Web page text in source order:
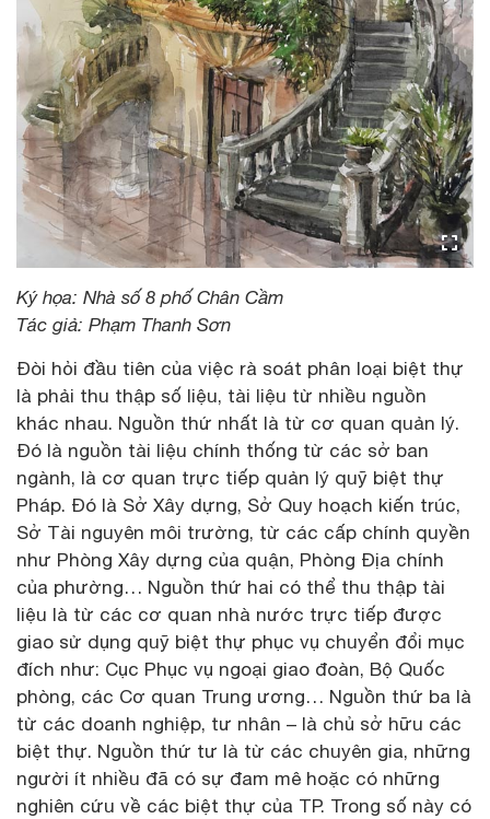
Ký họa: Nhà số 8 phố Chân Cầm
Tác giả: Phạm Thanh Sơn
Đòi hỏi đầu tiên của việc rà soát phân loại biệt thự
là phải thu thập số liệu, tài liệu từ nhiều nguồn
khác nhau. Nguồn thứ nhất là từ cơ quan quản lý.
Đó là nguồn tài liệu chính thống từ các sở ban
ngành, là cơ quan trực tiếp quản lý quỹ biệt thự
Pháp. Đó là Sở Xây dựng, Sở Quy hoạch kiến trúc,
Sở Tài nguyên môi trường, từ các cấp chính quyền
như Phòng Xây dựng của quận, Phòng Địa chính
của phường… Nguồn thứ hai có thể thu thập tài
liệu là từ các cơ quan nhà nước trực tiếp được
giao sử dụng quỹ biệt thự phục vụ chuyển đổi mục
đích như: Cục Phục vụ ngoại giao đoàn, Bộ Quốc
phòng, các Cơ quan Trung ương… Nguồn thứ ba là
từ các doanh nghiệp, tư nhân – là chủ sở hữu các
biệt thự. Nguồn thứ tư là từ các chuyên gia, những
người ít nhiều đã có sự đam mê hoặc có những
nghiên cứu về các biệt thự của TP. Trong số này có